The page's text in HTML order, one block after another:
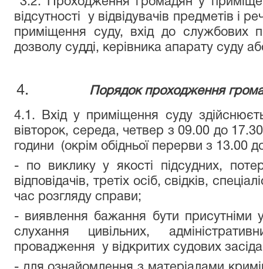
відсутності у відвідувачів предметів і
приміщення суду, вхід до службових
дозволу судді, керівника апарату суду
Порядок проходження
4.1. Вхід у приміщення суду
вівторок, середа, четвер з 09.00 до
години (окрім обідньої перерви з 13.00
- по виклику у якості підсудних,
відповідачів, третіх осіб, свідків,
час розгляду справи;
- виявлення бажання бути присутніми
слухання цивільних,
провадження у відкритих судових